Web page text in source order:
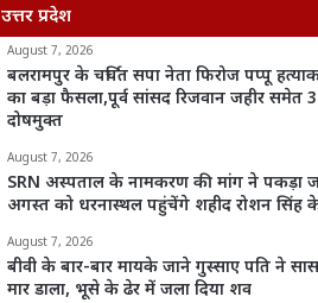
उत्तर प्रदेश
August 7, 2026
बलरामपुर के चर्चित सपा नेता फिरोज पप्पू
का बड़ा फैसला,पूर्व सांसद रिजवान जहीर समेत
दोषमुक्त
August 7, 2026
SRN अस्पताल के नामकरण की मांग ने पकड़ा
अगस्त को धरनास्थल पहुंचेंगे शहीद रोशन सिंह के
August 7, 2026
बीवी के बार-बार मायके जाने गुस्साए पति ने
मार डाला, भूसे के ढेर में जला दिया शव